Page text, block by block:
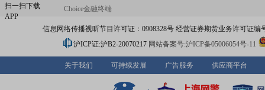
扫一扫下载
APP
Choice金融终端
信息网络传播视听节目许可证：0908328号 经营证券期货业务许可证编
沪ICP证:沪B2-20070217 网站备案号:沪ICP备05006054号-11
关于我们 可持续发展 广告服务 供应商平台